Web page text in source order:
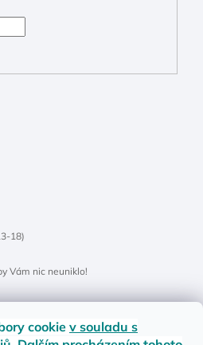
cookie v souladu s
18)
Vám nic neuniklo!